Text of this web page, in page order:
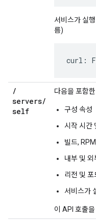
서비스가 실
름)
curl:
/
servers/
self
다음을 포함
구성 속성
시작 시간
빌드,
내부 및
리전 및 포
서비스가
이 API 호출